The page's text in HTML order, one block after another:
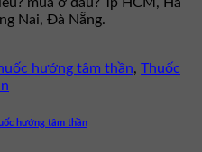
Nai, Đà Nẵng.
hướng tâm thần, Thuốc
hướng tâm thần